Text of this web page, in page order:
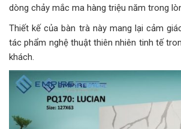
dòng chảy mắc ma hàng triệu năm trong
Thiết kế của bàn trà này mang lại cảm
tác phẩm nghệ thuật thiên nhiên tinh tế
khách.